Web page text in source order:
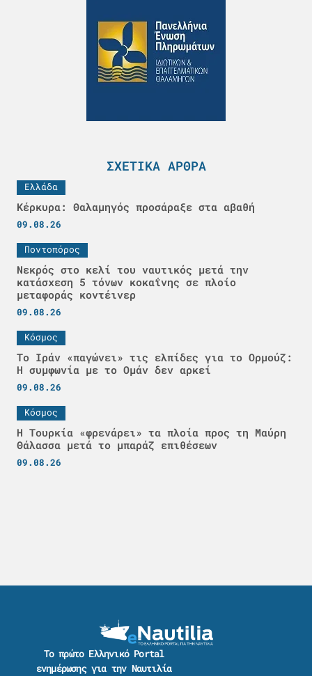
ΣΧΕΤΙΚΆ ΆΡΘΡΑ
Ελλάδα
Κέρκυρα: Θαλαμηγός προσάραξε στα αβαθή
09.08.26
Ποντοπόρος
Νεκρός στο κελί του ναυτικός μετά την
κατάσχεση 5 τόνων κοκαΐνης σε πλοίο
μεταφοράς κοντέινερ
09.08.26
Κόσμος
Το Ιράν «παγώνει» τις ελπίδες για το Ορμούζ:
Η συμφωνία με το Ομάν δεν αρκεί
09.08.26
Κόσμος
Η Τουρκία «φρενάρει» τα πλοία προς τη Μαύρη
Θάλασσα μετά το μπαράζ επιθέσεων
09.08.26
Το πρώτο Ελληνικό Portal
ενημέρωσης για την Ναυτιλία